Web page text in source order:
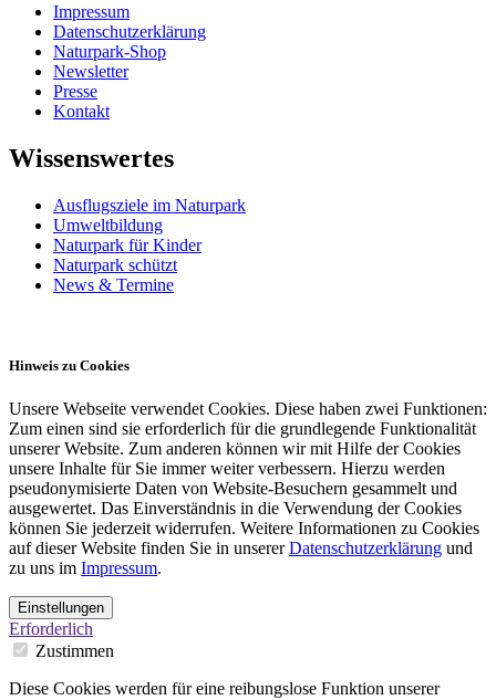
Impressum
Datenschutzerklärung
Naturpark-Shop
Newsletter
Presse
Kontakt
Wissenswertes
Ausflugsziele im Naturpark
Umweltbildung
Naturpark für Kinder
Naturpark schützt
News & Termine
Hinweis zu Cookies
Unsere Webseite verwendet Cookies. Diese haben zwei Funktionen:
Zum einen sind sie erforderlich für die grundlegende Funktionalität
unserer Website. Zum anderen können wir mit Hilfe der Cookies
unsere Inhalte für Sie immer weiter verbessern. Hierzu werden
pseudonymisierte Daten von Website-Besuchern gesammelt und
ausgewertet. Das Einverständnis in die Verwendung der Cookies
können Sie jederzeit widerrufen. Weitere Informationen zu Cookies
auf dieser Website finden Sie in unsererDatenschutzerklärung und
zu uns im Impressum.
Einstellungen
Erforderlich
Zustimmen
Diese Cookies werden für eine reibungslose Funktion unserer